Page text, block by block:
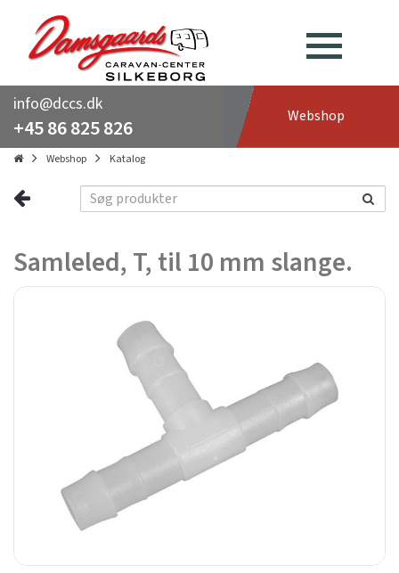
info@dccs.dk
+45 86 825 826 Webshop
Webshop Katalog
Samleled, T, til 10 mm slange.